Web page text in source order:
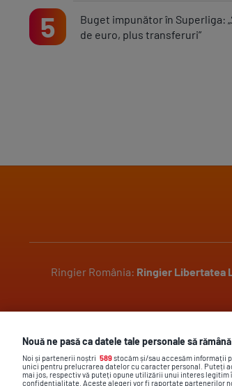
5
Buget impunător în Superliga:
de euro, plus transferuri”
Ringier România: Ringier Libertatea
Jocurile de noroc sunt interzise minorilor.
Nouă ne pasă ca datele tale personale să
Noi și partenerii noștri 589stocăm și/sau accesăm informații
unici pentru prelucrarea datelor cu caracter personal. Puteți
mai jos, respectiv vă puteți opune utilizării unui interes legitim
confidențialitate. Aceste alegeri vor fi raportate partenerilor